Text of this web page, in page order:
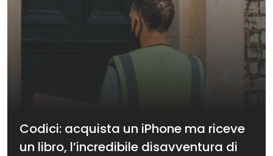
Codici: acquista un iPhone ma riceve
un libro, l’incredibile disavventura di